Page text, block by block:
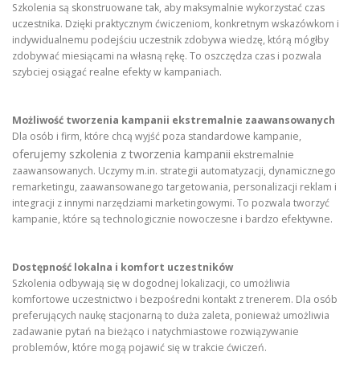
Szkolenia są skonstruowane tak, aby maksymalnie wykorzystać czas
uczestnika. Dzięki praktycznym ćwiczeniom, konkretnym wskazówkom i
indywidualnemu podejściu uczestnik zdobywa wiedzę, którą mógłby
zdobywać miesiącami na własną rękę. To oszczędza czas i pozwala
szybciej osiągać realne efekty w kampaniach.
Możliwość tworzenia kampanii ekstremalnie zaawansowanych
Dla osób i firm, które chcą wyjść poza standardowe kampanie,
oferujemy szkolenia z tworzenia kampanii ekstremalnie
zaawansowanych. Uczymy m.in. strategii automatyzacji, dynamicznego
remarketingu, zaawansowanego targetowania, personalizacji reklam i
integracji z innymi narzędziami marketingowymi. To pozwala tworzyć
kampanie, które są technologicznie nowoczesne i bardzo efektywne.
Dostępność lokalna i komfort uczestników
Szkolenia odbywają się w dogodnej lokalizacji, co umożliwia
komfortowe uczestnictwo i bezpośredni kontakt z trenerem. Dla osób
preferujących naukę stacjonarną to duża zaleta, ponieważ umożliwia
zadawanie pytań na bieżąco i natychmiastowe rozwiązywanie
problemów, które mogą pojawić się w trakcie ćwiczeń.